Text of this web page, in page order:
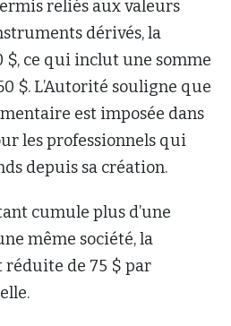
reliés aux valeurs
dérivés, la
$, ce qui inclut une somme
$. L’Autorité souligne que
est imposée dans
les professionnels qui
depuis sa création.
cumule plus d’une
même société, la
réduite de 75 $ par